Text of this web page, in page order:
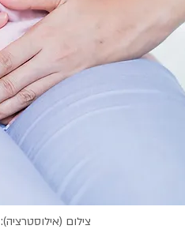
צילום (אילוסטרציה): Depositphotos